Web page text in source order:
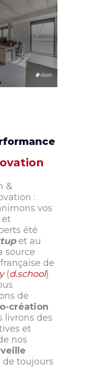
&
:
vos
et
été
et au
source
de
(d.school)
de
création
livrons des
et
nos
veille
de toujours